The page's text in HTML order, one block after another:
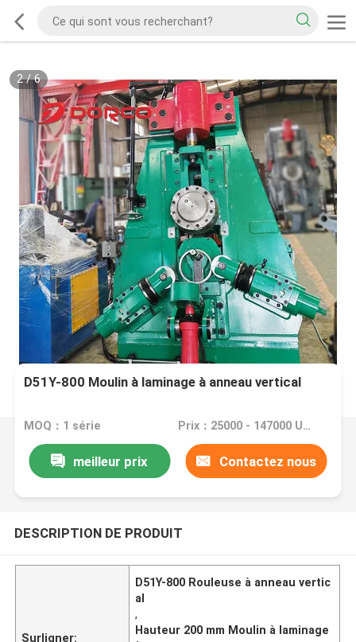
2/6
D51Y-800 Moulin à laminage à anneau vertical
MOQ：1 série Prix：25000 - 147000 USD per set
meilleur prix Contactez nous
DESCRIPTION DE PRODUIT
Surligner:
D51Y-800 Rouleuse à anneau vertic
al
,
Hauteur 200 mm Moulin à laminage